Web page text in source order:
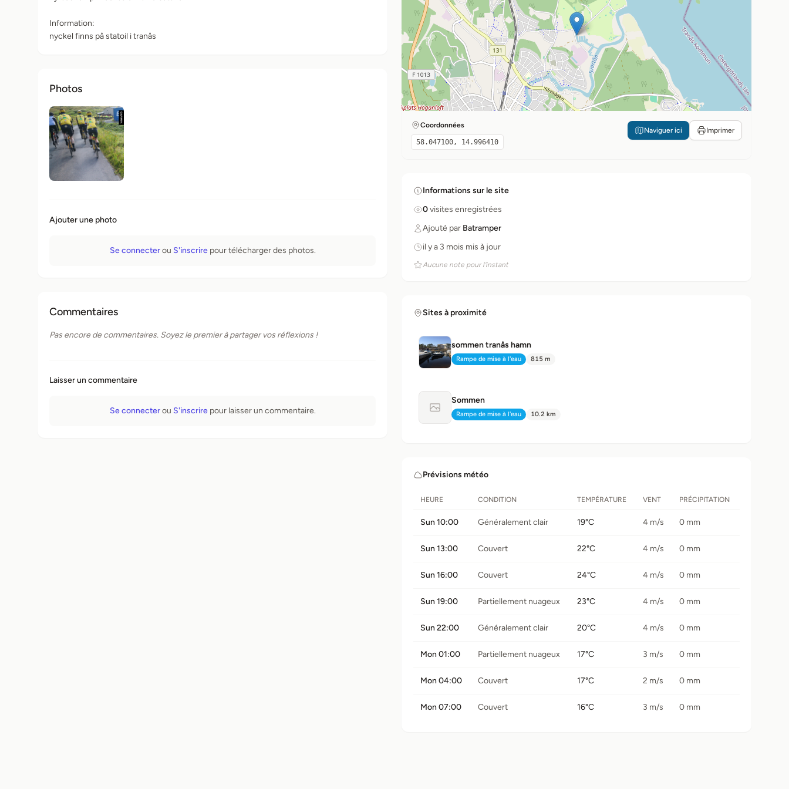
Information:
nyckel finns på statoil i tranås
Photos
Ajouter une photo
Se connecterou S'inscrirepour télécharger des photos.
Commentaires
Pas encore de commentaires. Soyez le premier à partager vos réflexions !
Laisser un commentaire
Se connecterou S'inscrirepour laisser un commentaire.
Coordonnées
58.047100, 14.996410
Naviguer ici Imprimer
Informations sur le site
0visites enregistrées
Ajouté par Batramper
il y a 3 mois mis à jour
Aucune note pour l'instant
Sites à proximité
sommen tranås hamn
Type:
Rampe de mise à l'eau Distance:
815 m
Aucune photo disponible
Sommen
Type:
Rampe de mise à l'eau Distance:
10.2 km
Prévisions météo
HEURE CONDITION TEMPÉRATURE VENT PRÉCIPITATION
Sun 10:00 Généralement clair 19°C 4 m/s 0 mm
Sun 13:00 Couvert 22°C 4 m/s 0 mm
Sun 16:00 Couvert 24°C 4 m/s 0 mm
Sun 19:00 Partiellement nuageux 23°C 4 m/s 0 mm
Sun 22:00 Généralement clair 20°C 4 m/s 0 mm
Mon 01:00 Partiellement nuageux 17°C 3 m/s 0 mm
Mon 04:00 Couvert 17°C 2 m/s 0 mm
Mon 07:00 Couvert 16°C 3 m/s 0 mm